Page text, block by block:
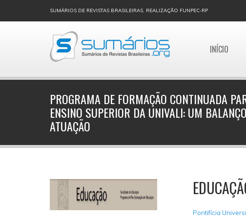
SUMÁRIOS DE REVISTAS BRASILEIRAS, REALIZAÇÃO FUNPEC-RP
INÍCIO
PROGRAMA DE FORMAÇÃO CONTINUADA
ENSINO SUPERIOR DA UNIVALI: UM
ATUAÇÃO
Pontifícia